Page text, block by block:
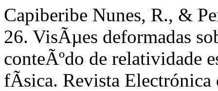
Capiberibe Nunes, R., &
26. VisÃµes deformadas
conteÃºdo de relatividade
fÃ­sica. Revista Electrónica